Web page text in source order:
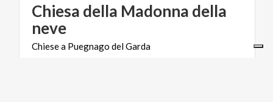
Chiesa della Madonna della
neve
Chiesea Puegnago delGarda